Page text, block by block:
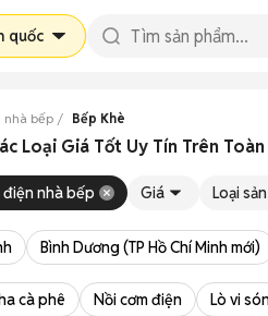
quốc
nhà bếp Bếp Khè
Loại Giá Tốt Uy Tín Trên
nhà bếp Giá Loại
Bình Dương (TP Hồ Chí Minh mới)
cà phê Nồi cơm điện Lò vi